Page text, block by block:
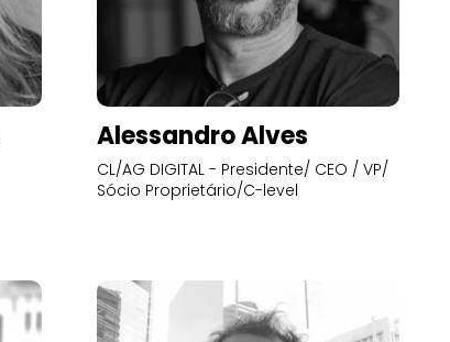
Alessandro Alves
CL/AG DIGITAL - Presidente/ CEO / VP/
Sócio Proprietário/C-level